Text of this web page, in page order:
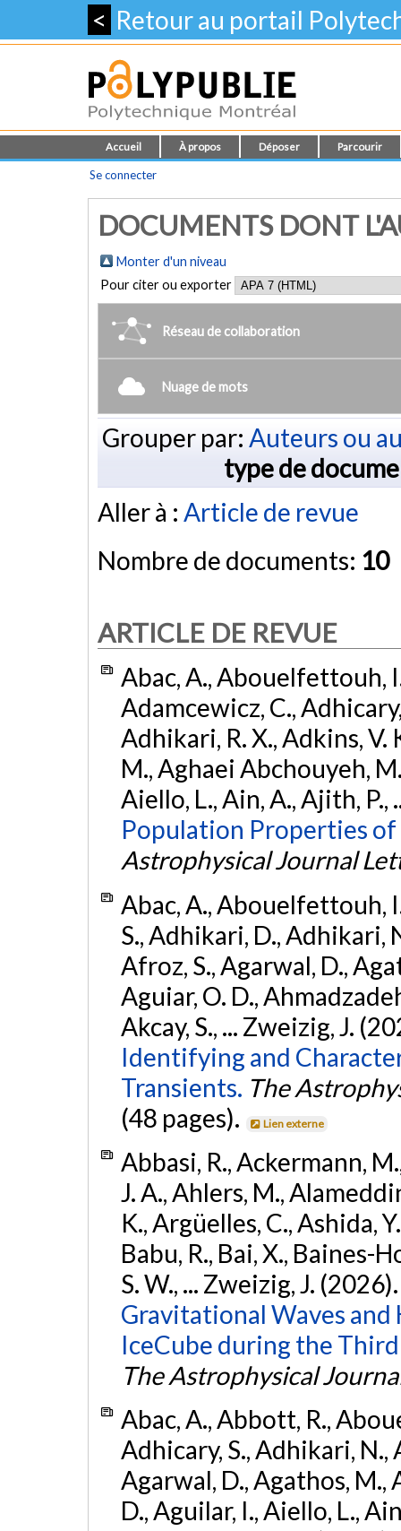
< Retour au portail
Accueil À propos Déposer Parcourir
Se connecter
DOCUMENTS DONT
Monter d'un niveau
Pour citer ou exporter
Réseau de collaboration
Nuage de mots
Grouper par: Auteurs ou
type de
Aller à : Article de revue
Nombre de documents: 10
ARTICLE DE REVUE
Abac, A., Abouelfettouh,
Adamcewicz, C.,
Adhikari, R. X., Adkins, V.
M., Aghaei Abchouyeh,
Aiello, L., Ain, A., Ajith,
Population Properties
Astrophysical Journal
Abac, A., Abouelfettouh,
S., Adhikari, D., Adhikari,
Afroz, S., Agarwal, D.,
Aguiar, O. D.,
Akcay, S., ... Zweizig, J.
Identifying and
Transients. The
(48 pages).
Lien externe
Abbasi, R., Ackermann,
J. A., Ahlers, M.,
K., Argüelles, C., Ashida,
Babu, R., Bai, X., Baines-
S. W., ... Zweizig, J.
Gravitational Waves
IceCube during the
The Astrophysical
Abac, A., Abbott, R.,
Adhicary, S., Adhikari, N.,
Agarwal, D., Agathos, M.,
D., Aguilar, I., Aiello, L.,